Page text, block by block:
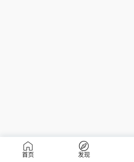
首页 发现